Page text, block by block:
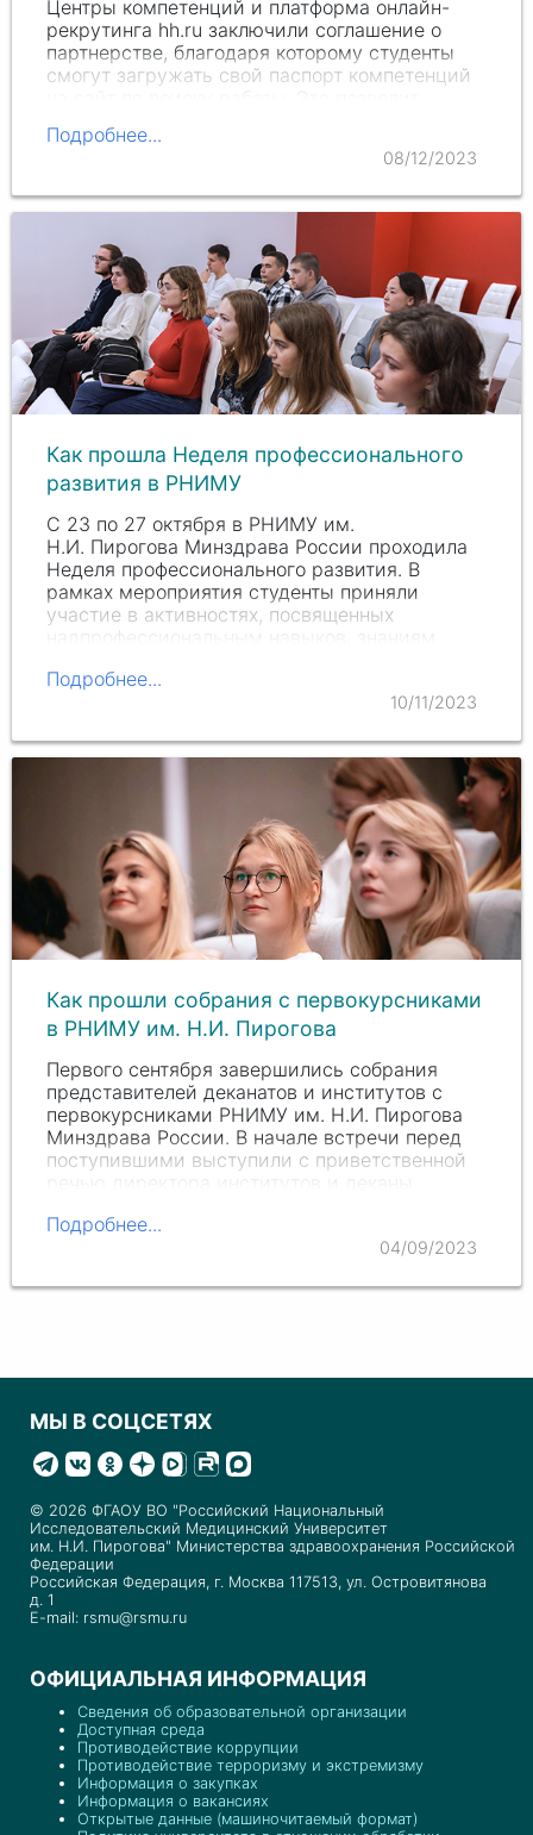
Центры компетенций и платформа онлайн-
рекрутинга hh.ru заключили соглашение о
партнерстве, благодаря которому студенты
смогут загружать свой паспорт компетенций
трудоустройство.
Подробнее...
08/12/2023
Как прошла Неделя профессионального
развития в РНИМУ
С 23 по 27 октября в РНИМУ им.
Н.И. Пирогова Минздрава России проходила
Неделя профессионального развития. В
рамках мероприятия студенты приняли
участие в активностях, посвященных
надпрофессиональным навыков, знаниям
Подробнее...
10/11/2023
Как прошли собрания с первокурсниками
в РНИМУ им. Н.И. Пирогова
Первого сентября завершились собрания
представителей деканатов и институтов с
первокурсниками РНИМУ им. Н.И. Пирогова
Минздрава России. В начале встречи перед
поступившими выступили с приветственной
Подробнее...
04/09/2023
МЫ В СОЦСЕТЯХ
© 2026 ФГАОУ ВО "Российский Национальный
Исследовательский Медицинский Университет
им. Н.И. Пирогова" Министерства здравоохранения Российской
Федерации
Российская Федерация, г. Москва 117513, ул. Островитянова
д. 1
E-mail: rsmu@rsmu.ru
ОФИЦИАЛЬНАЯ ИНФОРМАЦИЯ
Сведения об образовательной организации
Доступная среда
Противодействие коррупции
Противодействие терроризму и экстремизму
Информация о закупках
Информация о вакансиях
Открытые данные (машиночитаемый формат)